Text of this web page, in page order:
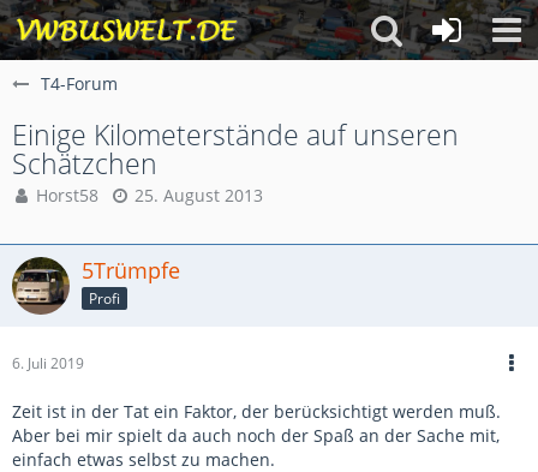
T4-Forum
Einige Kilometerstände auf unseren
Schätzchen
Horst58 25. August 2013
5Trümpfe
Profi
6. Juli 2019
Zeit ist in der Tat ein Faktor, der berücksichtigt werden muß.
Aber bei mir spielt da auch noch der Spaß an der Sache mit,
einfach etwas selbst zu machen.